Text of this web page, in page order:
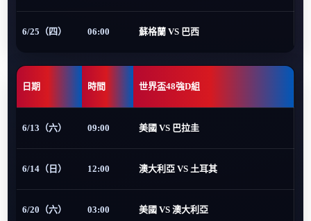
6/25（四） 06:00 蘇格蘭 VS 巴西
日期 時間 世界盃48強D組
6/13（六） 09:00 美國 VS 巴拉圭
6/14（日） 12:00 澳大利亞 VS 土耳其
6/20（六） 03:00 美國 VS 澳大利亞